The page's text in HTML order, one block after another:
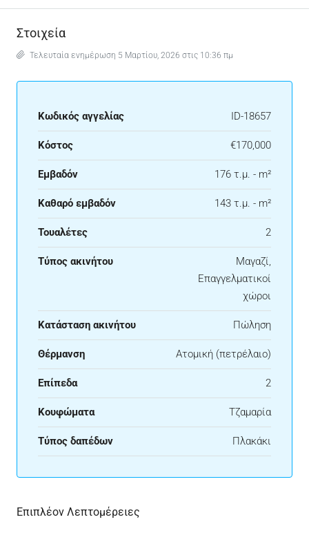
Στοιχεία
Τελευταία ενημέρωση 5 Μαρτίου, 2026 στις 10:36 πμ
Κωδικός αγγελίας ID-18657
Κόστος €170,000
Εμβαδόν 176 τ.μ. - m²
Καθαρό εμβαδόν 143 τ.μ. - m²
Τουαλέτες 2
Τύπος ακινήτου
Μαγαζί,
Επαγγελματικοί
χώροι
Κατάσταση ακινήτου Πώληση
Θέρμανση Ατομική (πετρέλαιο)
Επίπεδα 2
Κουφώματα Τζαμαρία
Τύπος δαπέδων Πλακάκι
Επιπλέον Λεπτομέρειες